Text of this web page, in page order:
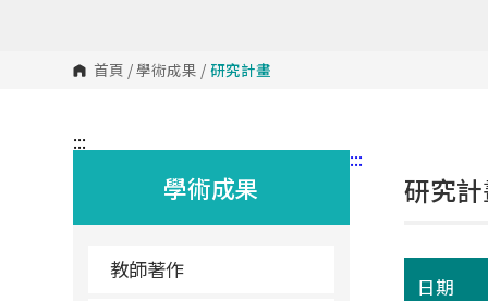
首頁 /學術成果 / 研究計畫
:::
學術成果
教師著作
:::
研究
日期